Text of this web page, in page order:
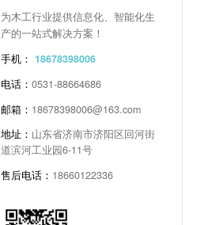
为木工行业提供信息化、智能化生
产的一站式解决方案！
手机： 18678398006
电话：0531-88664686
邮箱： 18678398006@163.com
地址： 山东省济南市济阳区回河街
道滨河工业园6-11号
售后电话： 18660122336